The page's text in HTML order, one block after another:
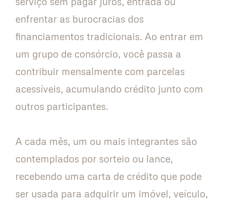
enfrentar as burocracias dos
financiamentos tradicionais. Ao entrar em
um grupo de consórcio, você passa a
contribuir mensalmente com parcelas
acessíveis, acumulando crédito junto com
outros participantes.
A cada mês, um ou mais integrantes são
contemplados por sorteio ou lance,
recebendo uma carta de crédito que pode
ser usada para adquirir um imóvel, veículo,